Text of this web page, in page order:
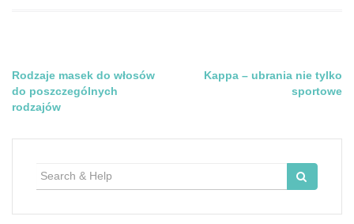
Nawigacja
wpisu
Rodzaje masek do włosów
do poszczególnych
rodzajów
Kappa – ubrania nie tylko
sportowe